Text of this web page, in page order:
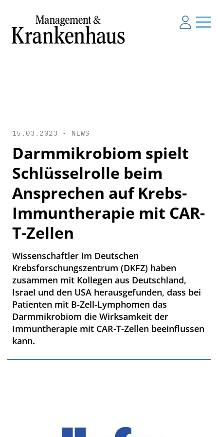
15.03.2023 • NEWS
Darmmikrobiom spielt
Schlüsselrolle beim
Ansprechen auf Krebs-
Immuntherapie mit CAR-
T-Zellen
Wissenschaftler im Deutschen
Krebsforschungszentrum (DKFZ) haben
zusammen mit Kollegen aus Deutschland,
Israel und den USA herausgefunden, dass bei
Patienten mit B-Zell-Lymphomen das
Darmmikrobiom die Wirksamkeit der
Immuntherapie mit CAR-T-Zellen beeinflussen
kann.